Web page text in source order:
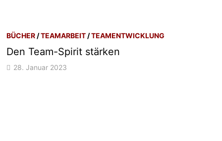
BÜCHER /TEAMARBEIT /TEAMENTWICKLUNG
Den Team-Spirit stärken
28. Januar 2023